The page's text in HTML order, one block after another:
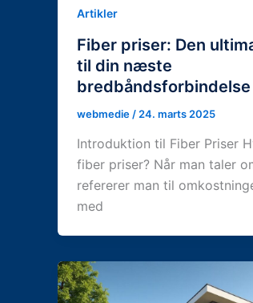
Artikler
Fiber priser: Den
til din næste
bredbåndsforbindelse
webmedie / 24. marts 2025
Introduktion til Fiber Priser
fiber priser? Når man taler
refererer man til
med